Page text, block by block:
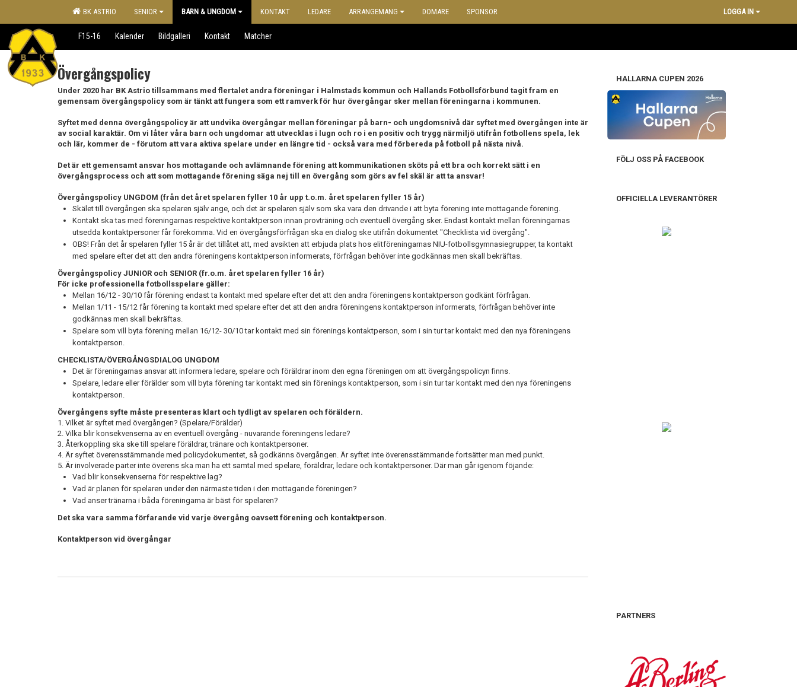
BK ASTRIO SENIOR BARN & UNGDOM KONTAKT LEDARE ARRANGEMANG DOMARE SPONSOR LOGGA IN
F15-16 Kalender Bildgalleri Kontakt Matcher
Övergångspolicy
Under 2020 har BK Astrio tillsammans med flertalet andra föreningar i Halmstads kommun och Hallands Fotbollsförbund tagit fram en
gemensam övergångspolicy som är tänkt att fungera som ett ramverk för hur övergångar sker mellan föreningarna i kommunen.
Syftet med denna övergångspolicy är att undvika övergångar mellan föreningar på barn- och ungdomsnivå där syftet med övergången inte är
av social karaktär. Om vi låter våra barn och ungdomar att utvecklas i lugn och ro i en positiv och trygg närmiljö utifrån fotbollens spela, lek
och lär, kommer de - förutom att vara aktiva spelare under en längre tid - också vara med förbereda på fotboll på nästa nivå.
Det är ett gemensamt ansvar hos mottagande och avlämnande förening att kommunikationen sköts på ett bra och korrekt sätt i en
övergångsprocess och att som mottagande förening säga nej till en övergång som görs av fel skäl är att ta ansvar!
Övergångspolicy UNGDOM (från det året spelaren fyller 10 år upp t.o.m. året spelaren fyller 15 år)
Skälet till övergången ska spelaren själv ange, och det är spelaren själv som ska vara den drivande i att byta förening inte mottagande förening.
Kontakt ska tas med föreningarnas respektive kontaktperson innan provträning och eventuell övergång sker. Endast kontakt mellan föreningarnas
utsedda kontaktpersoner får förekomma. Vid en övergångsförfrågan ska en dialog ske utifrån dokumentet "Checklista vid övergång".
OBS! Från det år spelaren fyller 15 år är det tillåtet att, med avsikten att erbjuda plats hos elitföreningarnas NIU-fotbollsgymnasiegrupper, ta kontakt
med spelare efter det att den andra föreningens kontaktperson informerats, förfrågan behöver inte godkännas men skall bekräftas.
Övergångspolicy JUNIOR och SENIOR (fr.o.m. året spelaren fyller 16 år)
För icke professionella fotbollsspelare gäller:
Mellan 16/12 - 30/10 får förening endast ta kontakt med spelare efter det att den andra föreningens kontaktperson godkänt förfrågan.
Mellan 1/11 - 15/12 får förening ta kontakt med spelare efter det att den andra föreningens kontaktperson informerats, förfrågan behöver inte
godkännas men skall bekräftas.
Spelare som vill byta förening mellan 16/12- 30/10 tar kontakt med sin förenings kontaktperson, som i sin tur tar kontakt med den nya föreningens
kontaktperson.
CHECKLISTA/ÖVERGÅNGSDIALOG UNGDOM
Det är föreningarnas ansvar att informera ledare, spelare och föräldrar inom den egna föreningen om att övergångspolicyn finns.
Spelare, ledare eller förälder som vill byta förening tar kontakt med sin förenings kontaktperson, som i sin tur tar kontakt med den nya föreningens
kontaktperson.
Övergångens syfte måste presenteras klart och tydligt av spelaren och föräldern.
1. Vilket är syftet med övergången? (Spelare/Förälder)
2. Vilka blir konsekvenserna av en eventuell övergång - nuvarande föreningens ledare?
3. Återkoppling ska ske till spelare föräldrar, tränare och kontaktpersoner.
4. Är syftet överensstämmande med policydokumentet, så godkänns övergången. Är syftet inte överensstämmande fortsätter man med punkt.
5. Är involverade parter inte överens ska man ha ett samtal med spelare, föräldrar, ledare och kontaktpersoner. Där man går igenom föjande:
Vad blir konsekvenserna för respektive lag?
Vad är planen för spelaren under den närmaste tiden i den mottagande föreningen?
Vad anser tränarna i båda föreningarna är bäst för spelaren?
Det ska vara samma förfarande vid varje övergång oavsett förening och kontaktperson.
Kontaktperson vid övergångar
HALLARNA CUPEN 2026
FÖLJ OSS PÅ FACEBOOK
OFFICIELLA LEVERANTÖRER
PARTNERS